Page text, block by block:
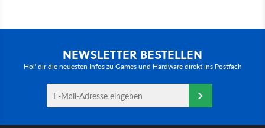
NEWSLETTER BESTELLEN
Hol' dir die neuesten Infos zu Games und Hardware direkt ins Postfach